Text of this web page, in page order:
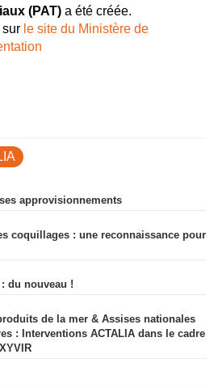
(PAT) a été créée.
sur le site du Ministère de
approvisionnements
coquillages : une reconnaissance pour
du nouveau !
de la mer & Assises nationales
: Interventions ACTALIA dans le cadre